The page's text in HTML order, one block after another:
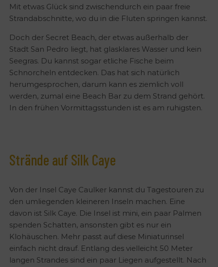
Mit etwas Glück sind zwischendurch ein paar freie
Strandabschnitte, wo du in die Fluten springen kannst.
Doch der Secret Beach, der etwas außerhalb der
Stadt San Pedro liegt, hat glasklares Wasser und kein
Seegras. Du kannst sogar etliche Fische beim
Schnorcheln entdecken. Das hat sich natürlich
herumgesprochen, darum kann es ziemlich voll
werden, zumal eine Beach Bar zu dem Strand gehört.
In den frühen Vormittagsstunden ist es am ruhigsten.
Strände auf Silk Caye
Von der Insel Caye Caulker kannst du Tagestouren zu
den umliegenden kleineren Inseln machen. Eine
davon ist Silk Caye. Die Insel ist mini, ein paar Palmen
spenden Schatten, ansonsten gibt es nur ein
Klohäuschen. Mehr passt auf diese Miniaturinsel
einfach nicht drauf. Entlang des vielleicht 50 Meter
langen Strandes sind ein paar Liegen aufgestellt. Nach